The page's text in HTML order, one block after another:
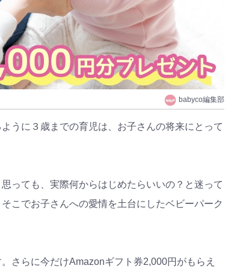
babyco編集部
うに３歳までの育児は、お子さんの将来にとって
っても、実際何からはじめたらいいの？と迷って
こでお子さんへの愛情を土台にしたベビーパーク
さらに今だけAmazonギフト券2,000円がもらえ